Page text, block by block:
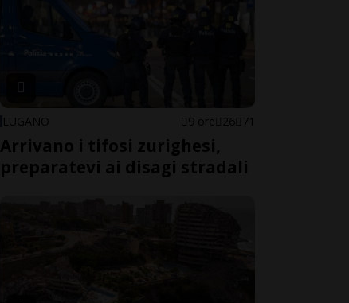
LUGANO 9 ore 26 71
Arrivano i tifosi zurighesi,
preparatevi ai disagi stradali